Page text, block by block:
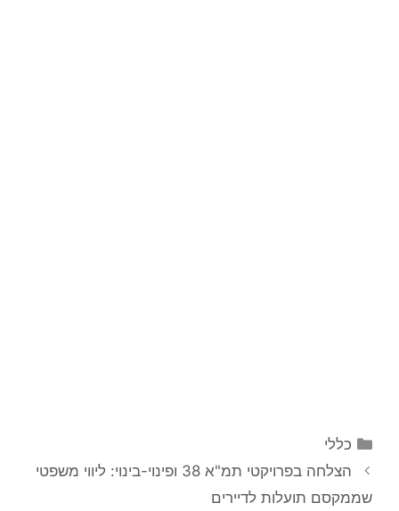
קטגוריות
כללי
ניווט
פוסטים
הצלחה בפרויקטי תמ"א 38 ופינוי-בינוי: ליווי משפטי
שממקסם תועלות לדיירים